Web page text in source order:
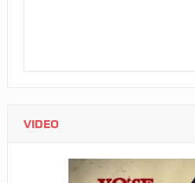
VIDEO